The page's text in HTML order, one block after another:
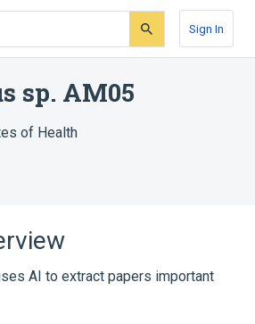
Sign In
sp. AM05
of Health
AI to extract papers important